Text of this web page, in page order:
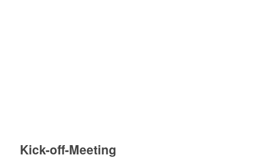
Kick-off-Meeting